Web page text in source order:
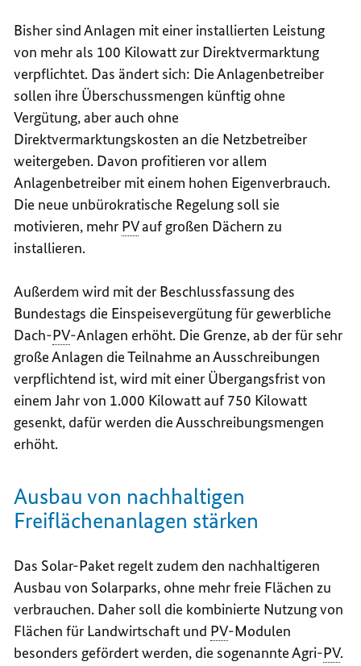
Bisher sind Anlagen mit einer installierten Leistung
von mehr als 100 Kilowatt zur Direktvermarktung
verpflichtet. Das ändert sich: Die Anlagenbetreiber
sollen ihre Überschussmengen künftig ohne
Vergütung, aber auch ohne
Direktvermarktungskosten an die Netzbetreiber
weitergeben. Davon profitieren vor allem
Anlagenbetreiber mit einem hohen Eigenverbrauch.
Die neue unbürokratische Regelung soll sie
motivieren, mehr PVauf großen Dächern zu
installieren.
Außerdem wird mit der Beschlussfassung des
Bundestags die Einspeisevergütung für gewerbliche
Dach-PV-Anlagen erhöht. Die Grenze, ab der für sehr
große Anlagen die Teilnahme an Ausschreibungen
verpflichtend ist, wird mit einer Übergangsfrist von
einem Jahr von 1.000 Kilowatt auf 750 Kilowatt
gesenkt, dafür werden die Ausschreibungsmengen
erhöht.
Ausbau von nachhaltigen
Freiflächenanlagen stärken
Das Solar-Paket regelt zudem den nachhaltigeren
Ausbau von Solarparks, ohne mehr freie Flächen zu
verbrauchen. Daher soll die kombinierte Nutzung von
Flächen für Landwirtschaft und PV-Modulen
besonders gefördert werden, die sogenannte Agri-PV.